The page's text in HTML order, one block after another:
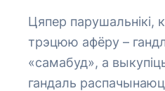
Цяпер парушальнікі,
трэцюю афёру –
«самабуд», а
гандаль